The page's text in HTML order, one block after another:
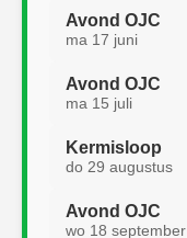
Avond OJC
ma 17 juni
Avond OJC
ma 15 juli
Kermisloop
do 29 augustus
Avond OJC
wo 18 september